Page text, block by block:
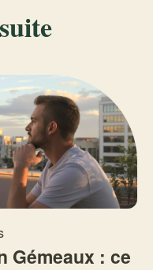
Gémeaux : ce